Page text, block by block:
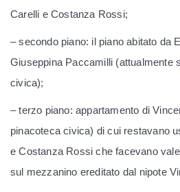
Carelli e Costanza Rossi;
– secondo piano: il piano abitato da
Giuseppina Paccamilli (attualmente
civica);
– terzo piano: appartamento di
pinacoteca civica) di cui restavano
e Costanza Rossi che facevano
sul mezzanino ereditato dal nipote